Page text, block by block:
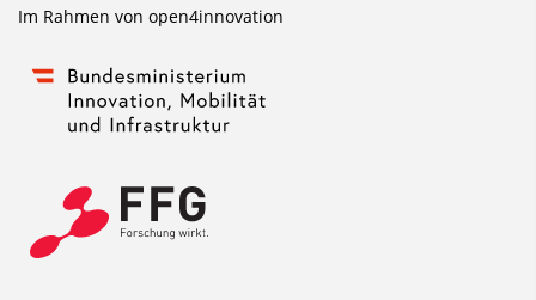
Im Rahmen von open4innovation